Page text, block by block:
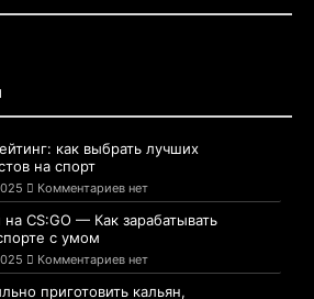
как выбрать лучших
на спорт
Комментариев нет
CS:GO — Как зарабатывать
с умом
Комментариев нет
приготовить кальян,